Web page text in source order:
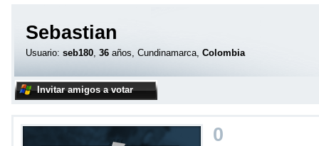
Sebastian
Usuario: seb180, 36 años, Cundinamarca, Colombia
Invitar amigos a votar
0